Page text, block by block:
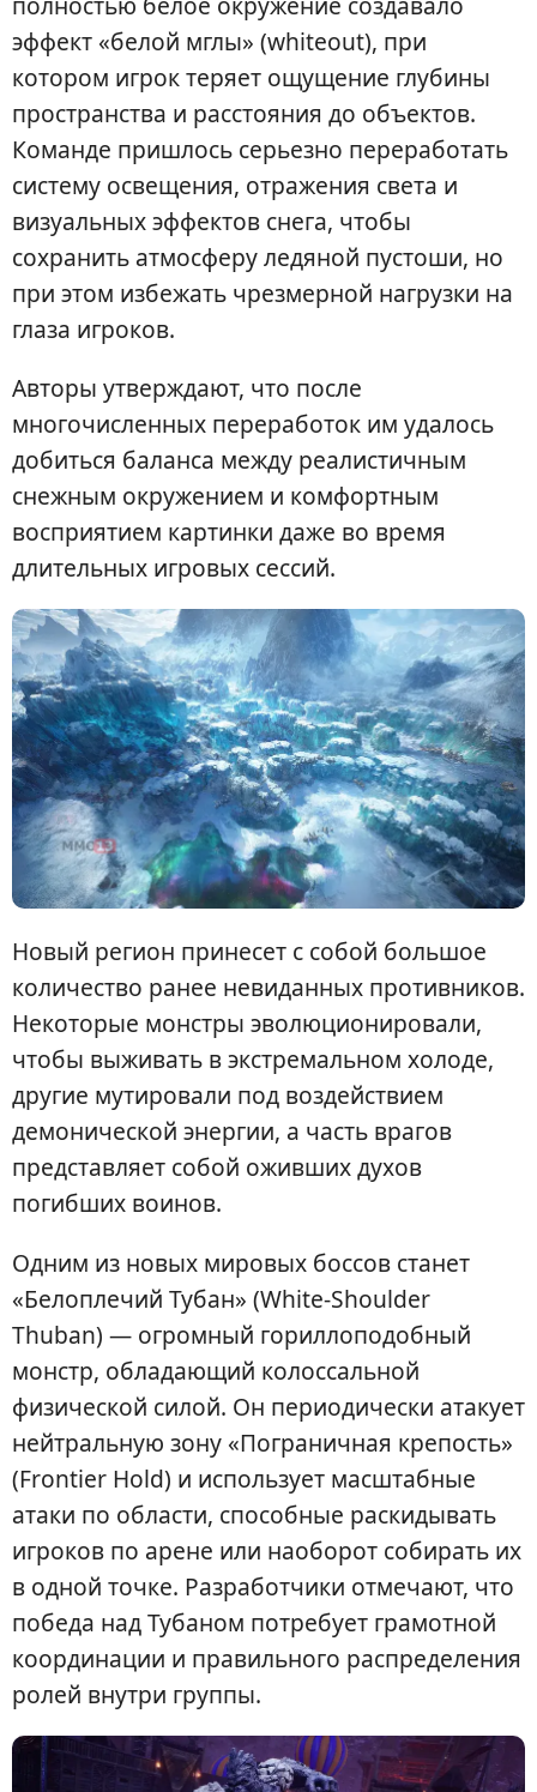
эффект «белой мглы» (whiteout), при
котором игрок теряет ощущение глубины
пространства и расстояния до объектов.
Команде пришлось серьезно переработать
систему освещения, отражения света и
визуальных эффектов снега, чтобы
сохранить атмосферу ледяной пустоши, но
при этом избежать чрезмерной нагрузки на
глаза игроков.
Авторы утверждают, что после
многочисленных переработок им удалось
добиться баланса между реалистичным
снежным окружением и комфортным
восприятием картинки даже во время
длительных игровых сессий.
Новый регион принесет с собой большое
количество ранее невиданных противников.
Некоторые монстры эволюционировали,
чтобы выживать в экстремальном холоде,
другие мутировали под воздействием
демонической энергии, а часть врагов
представляет собой оживших духов
погибших воинов.
Одним из новых мировых боссов станет
«Белоплечий Тубан» (White-Shoulder
Thuban) — огромный гориллоподобный
монстр, обладающий колоссальной
физической силой. Он периодически атакует
нейтральную зону «Пограничная крепость»
(Frontier Hold) и использует масштабные
атаки по области, способные раскидывать
игроков по арене или наоборот собирать их
в одной точке. Разработчики отмечают, что
победа над Тубаном потребует грамотной
координации и правильного распределения
ролей внутри группы.